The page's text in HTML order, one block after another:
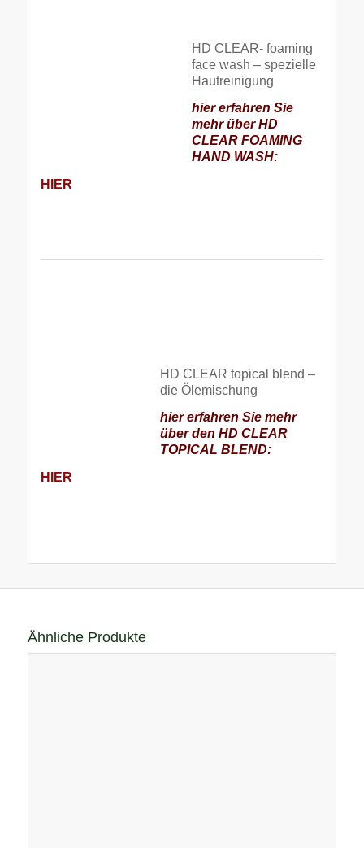
HD CLEAR- foaming
face wash – spezielle
Hautreinigung
hier erfahren Sie
mehr über HD
CLEAR FOAMING
HAND WASH:
HIER
HD CLEAR topical blend –
die Ölemischung
hier erfahren Sie mehr
über den HD CLEAR
TOPICAL BLEND:
HIER
Ähnliche Produkte